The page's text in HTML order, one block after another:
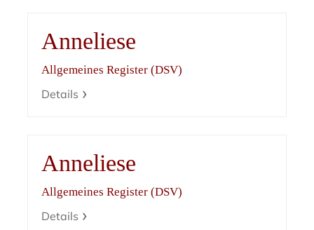
Anneliese
Allgemeines Register (DSV)
Details
Anneliese
Allgemeines Register (DSV)
Details